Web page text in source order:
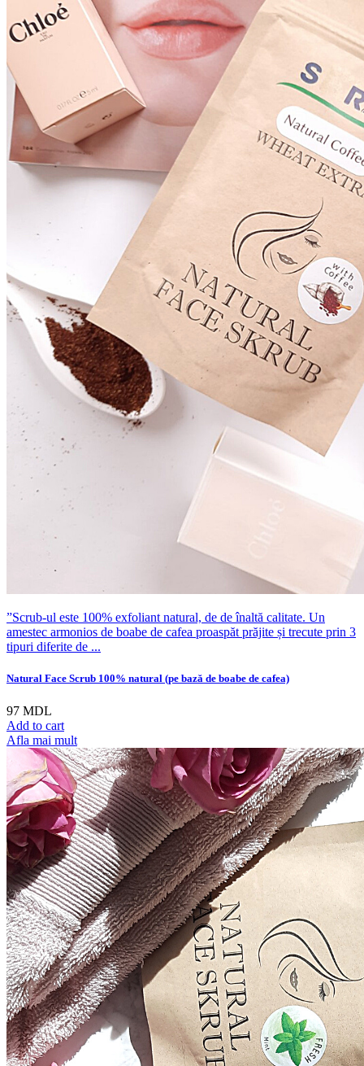
”Scrub-ul este 100% exfoliant natural, de de înaltă calitate. Un
amestec armonios de boabe de cafea proaspăt prăjite și trecute prin 3
tipuri diferite de ...
Natural Face Scrub 100% natural (pe bază de boabe de cafea)
97 MDL
Add to cart
Afla mai mult